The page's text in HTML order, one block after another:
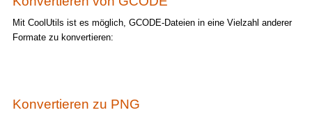
Mit CoolUtils ist es möglich, GCODE-Dateien in eine Vielzahl anderer
Formate zu konvertieren:
Konvertieren zu PNG